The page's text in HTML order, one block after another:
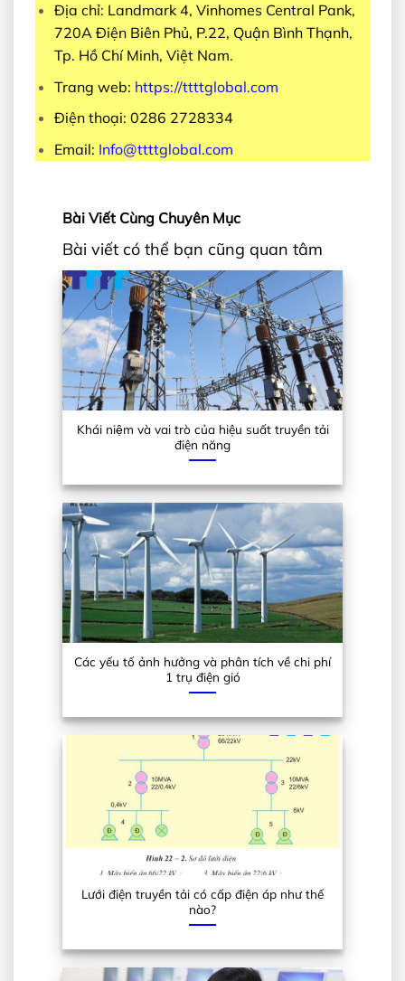
Địa chỉ: Landmark 4, Vinhomes Central Pank,
720A Điện Biên Phủ, P.22, Quận Bình Thạnh,
Tp. Hồ Chí Minh, Việt Nam.
Trang web: https://ttttglobal.com
Điện thoại: 0286 2728334
Email: Info@ttttglobal.com
Bài Viết Cùng Chuyên Mục
Bài viết có thể bạn cũng quan tâm
Khái niệm và vai trò của hiệu suất truyền tải
điện năng
Các yếu tố ảnh hưởng và phân tích về chi phí
1 trụ điện gió
Lưới điện truyền tải có cấp điện áp như thế
nào?